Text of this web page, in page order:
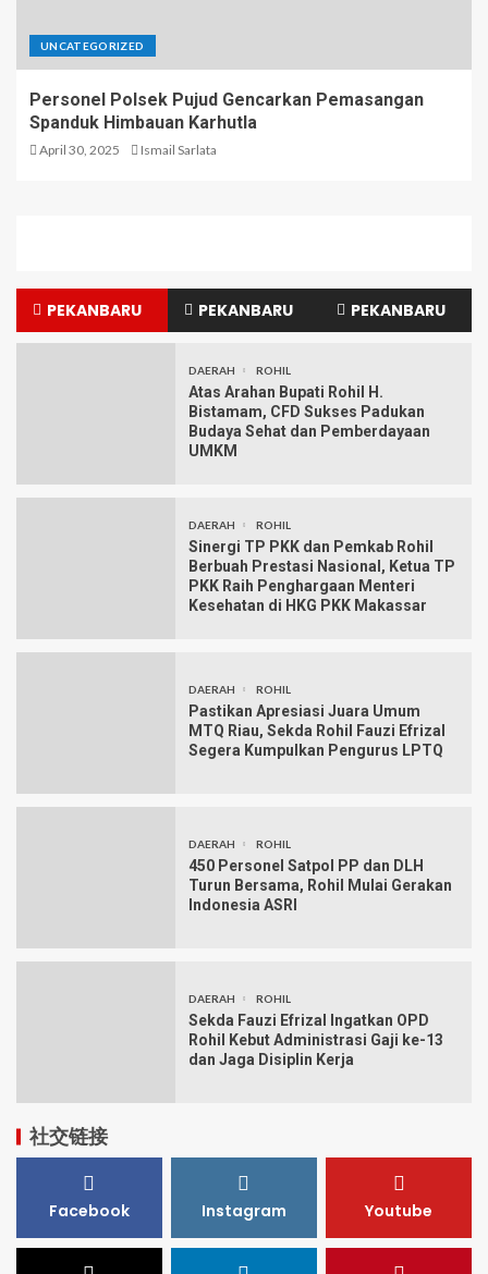
UNCATEGORIZED
Personel Polsek Pujud Gencarkan Pemasangan
Spanduk Himbauan Karhutla
April 30, 2025 Ismail Sarlata
PEKANBARU PEKANBARU PEKANBARU
DAERAH ROHIL
Atas Arahan Bupati Rohil H.
Bistamam, CFD Sukses Padukan
Budaya Sehat dan Pemberdayaan
UMKM
DAERAH ROHIL
Sinergi TP PKK dan Pemkab Rohil
Berbuah Prestasi Nasional, Ketua TP
PKK Raih Penghargaan Menteri
Kesehatan di HKG PKK Makassar
DAERAH ROHIL
Pastikan Apresiasi Juara Umum
MTQ Riau, Sekda Rohil Fauzi Efrizal
Segera Kumpulkan Pengurus LPTQ
DAERAH ROHIL
450 Personel Satpol PP dan DLH
Turun Bersama, Rohil Mulai Gerakan
Indonesia ASRI
DAERAH ROHIL
Sekda Fauzi Efrizal Ingatkan OPD
Rohil Kebut Administrasi Gaji ke-13
dan Jaga Disiplin Kerja
社交链接
Facebook Instagram Youtube